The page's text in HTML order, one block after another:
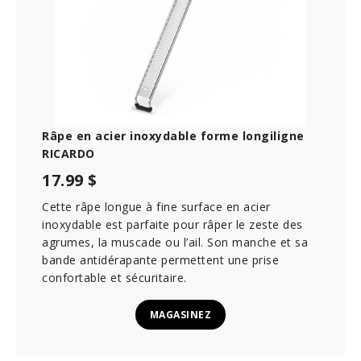
Râpe en acier inoxydable forme longiligne
RICARDO
17.99 $
Cette râpe longue à fine surface en acier
inoxydable est parfaite pour râper le zeste des
agrumes, la muscade ou l’ail. Son manche et sa
bande antidérapante permettent une prise
confortable et sécuritaire.
MAGASINEZ